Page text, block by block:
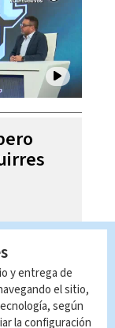
y entrega de
el sitio,
según
la configuración